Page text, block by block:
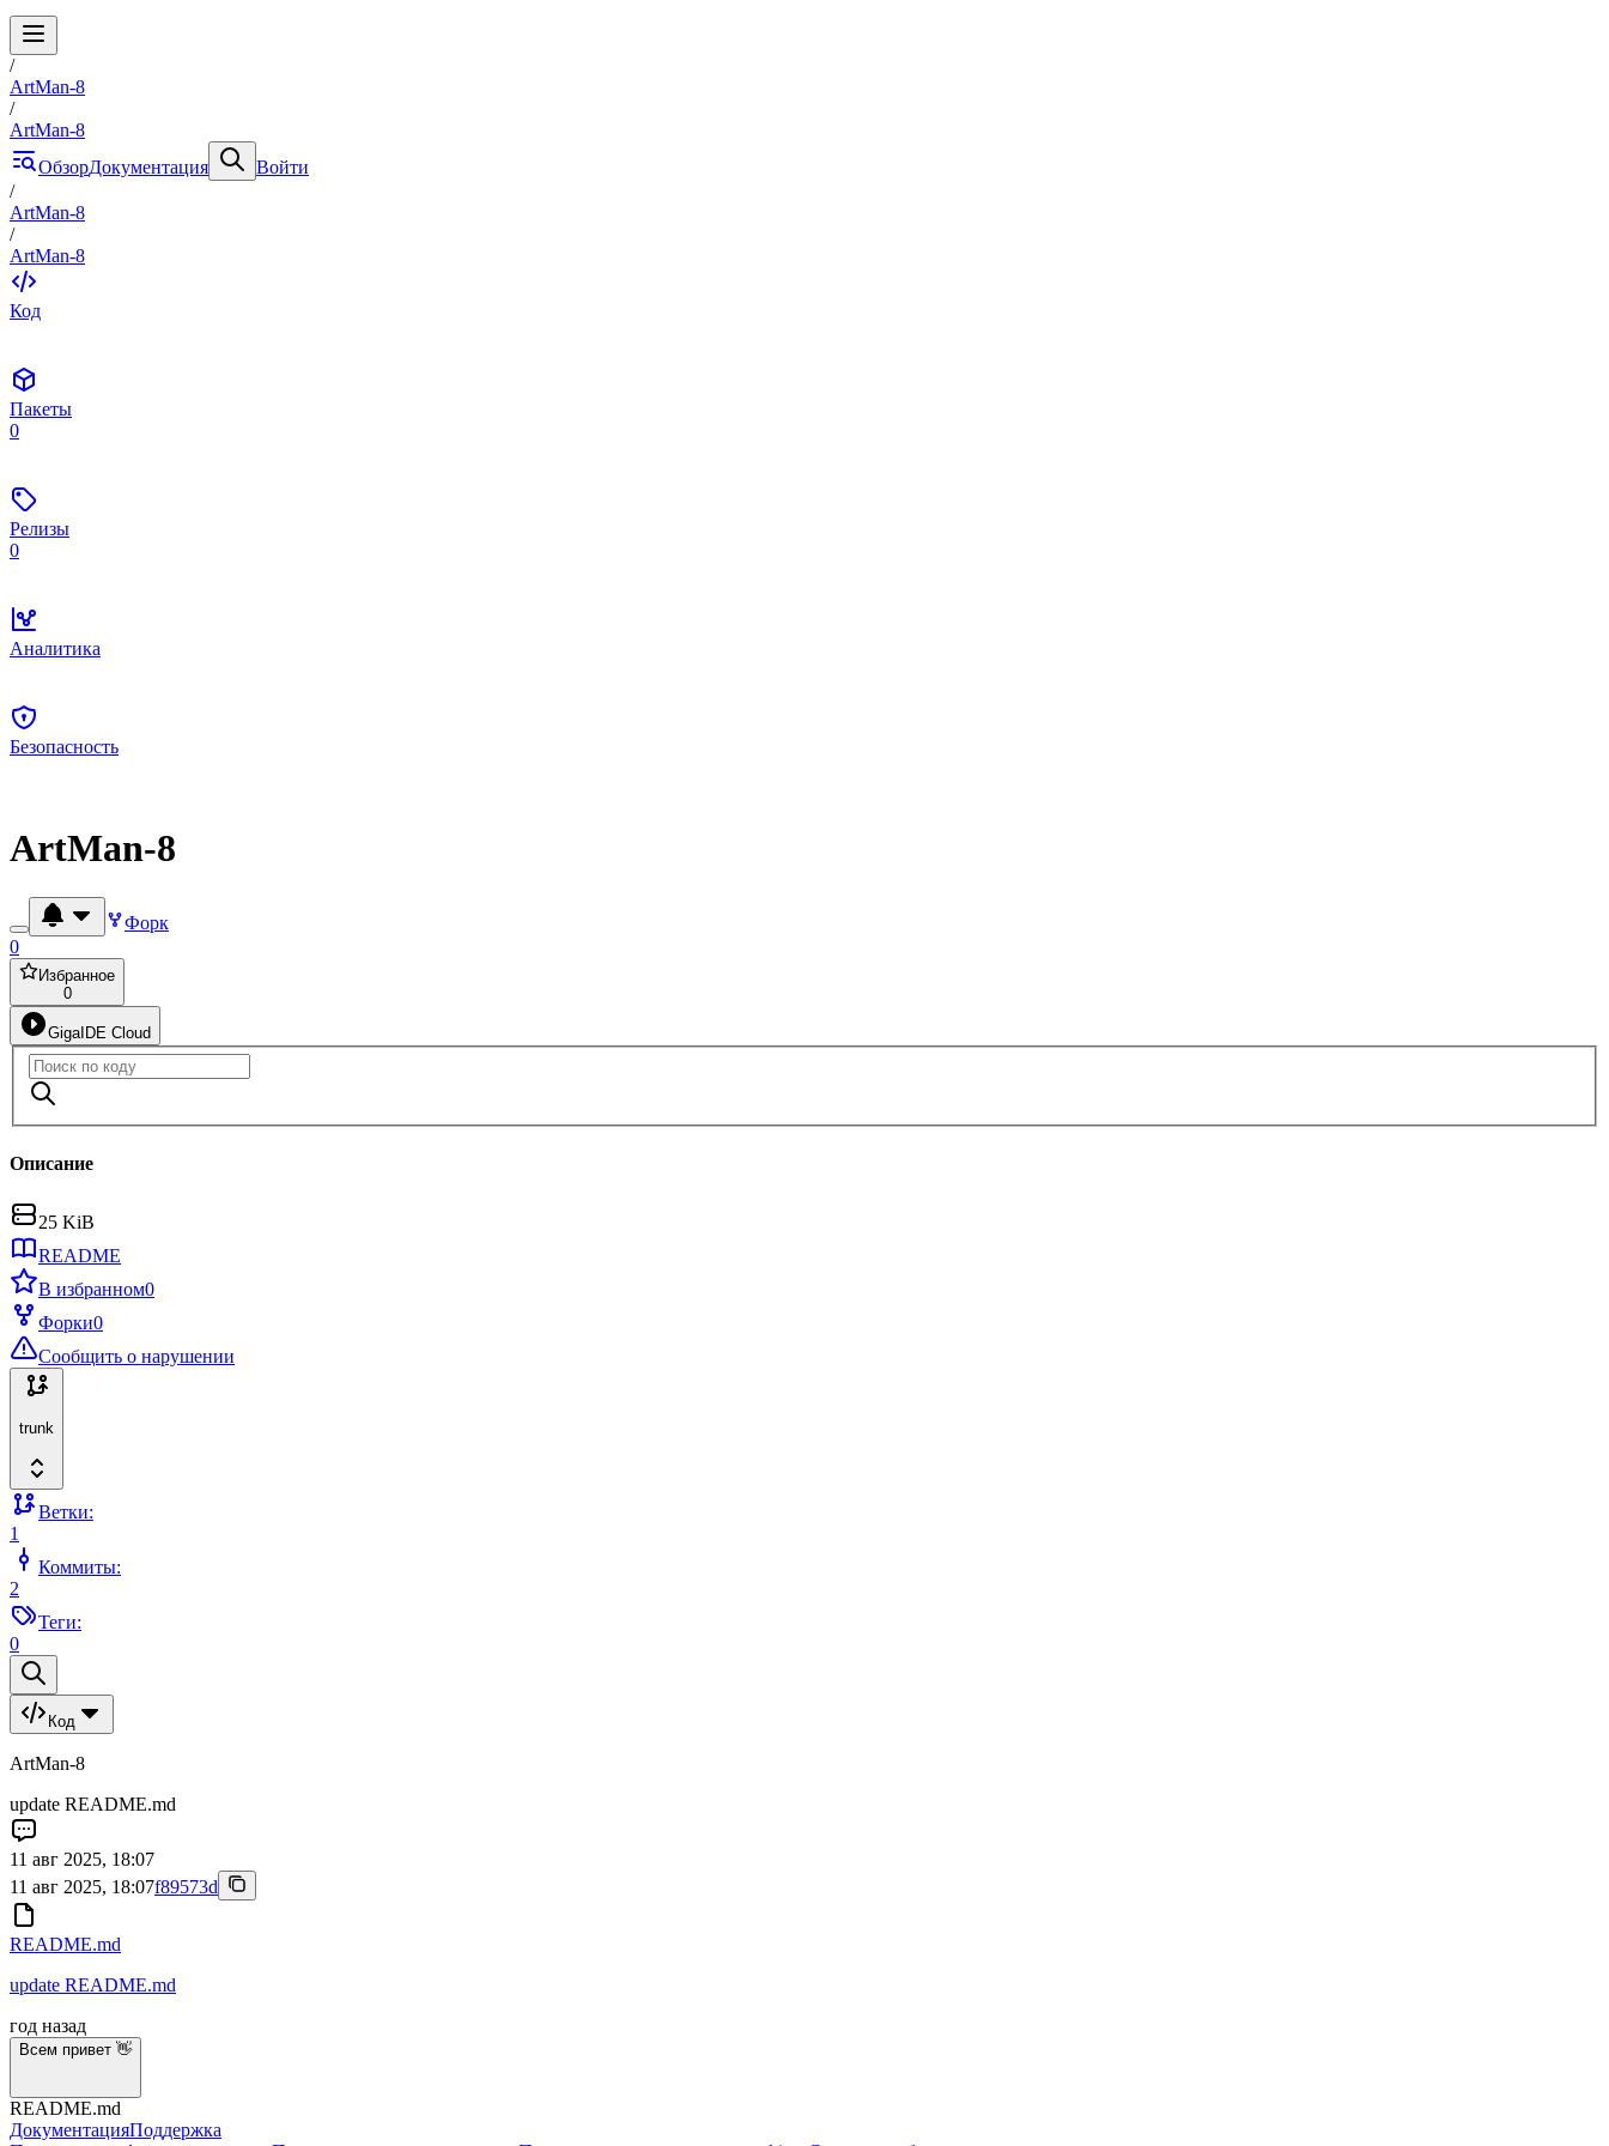
/
ArtMan-8
/
ArtMan-8
ОбзорДокументация
Войти
/
ArtMan-8
/
ArtMan-8
Код
Пакеты
0
Релизы
0
Аналитика
Безопасность
ArtMan-8
Форк
0
Избранное
0
GigaIDE Cloud
Описание
25 KiB
README
В избранном0
Форки0
Сообщить о нарушении
trunk
Ветки:
1
Коммиты:
2
Теги:
0
Код
ArtMan-8
update README.md
11 авг 2025, 18:07
11 авг 2025, 18:07f89573d
README.md
update README.md
год назад
Всем привет 👋
README.md
ДокументацияПоддержка